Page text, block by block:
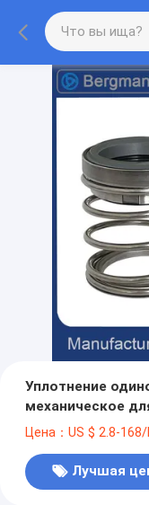
Уплотнение
механическое
Цена：US $ 2.8-168/
Лучшая